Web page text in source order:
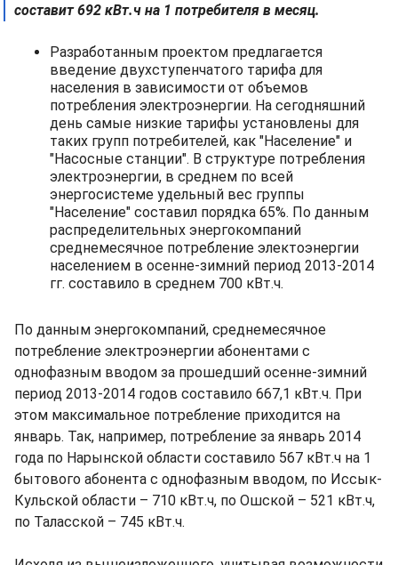
составит 692 кВт.ч на 1 потребителя в месяц.
Разработанным проектом предлагается
введение двухступенчатого тарифа для
населения в зависимости от объемов
потребления электроэнергии. На сегодняшний
день самые низкие тарифы установлены для
таких групп потребителей, как "Население" и
"Насосные станции". В структуре потребления
электроэнергии, в среднем по всей
энергосистеме удельный вес группы
"Население" составил порядка 65%. По данным
распределительных энергокомпаний
среднемесячное потребление электоэнергии
населением в осенне-зимний период 2013-2014
гг. составило в среднем 700 кВт.ч.
По данным энергокомпаний, среднемесячное
потребление электроэнергии абонентами с
однофазным вводом за прошедший осенне-зимний
период 2013-2014 годов составило 667,1 кВт.ч. При
этом максимальное потребление приходится на
январь. Так, например, потребление за январь 2014
года по Нарынской области составило 567 кВт.ч на 1
бытового абонента с однофазным вводом, по Иссык-
Кульской области – 710 кВт.ч, по Ошской – 521 кВт.ч,
по Таласской – 745 кВт.ч.